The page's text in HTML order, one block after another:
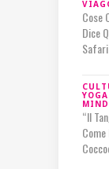
Cose
Dice
“Il